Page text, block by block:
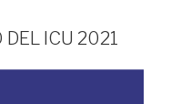
ICU 2021